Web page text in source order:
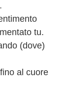
tu.
(dove)
al cuore